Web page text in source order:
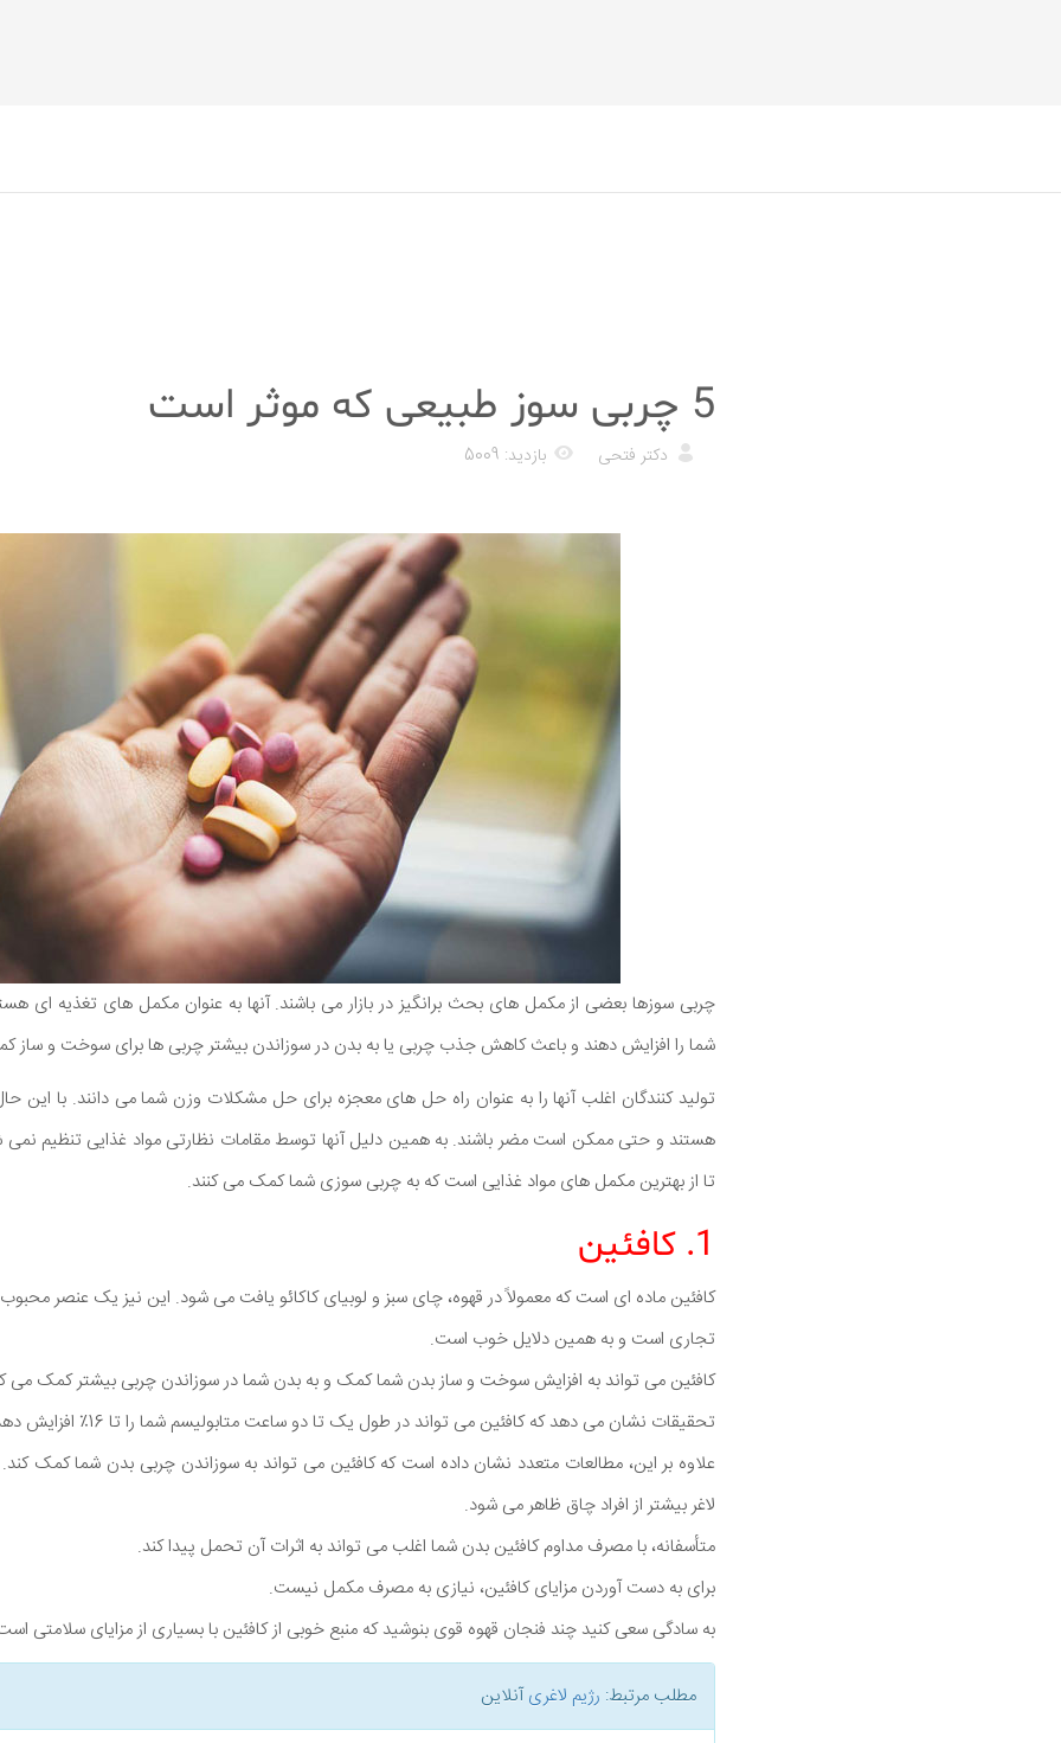
5 چربی سوز طبیعی که موثر است
دکتر فتحی بازدید: 5009
چربی سوزها بعضی از مکمل های بحث برانگیز در بازار می باشند. آنها به عنوان مکمل های تغذیه ای
شما را افزایش دهند و باعث کاهش جذب چربی یا به بدن در سوزاندن بیشتر چربی ها برای سوخت و ساز
تولید کنندگان اغلب آنها را به عنوان راه حل های معجزه برای حل مشکلات وزن شما می دانند. با این
تا از بهترین مکمل های مواد غذایی است که به چربی سوزی شما کمک می کنند.
1. کافئین
کافئین ماده ای است که معمولاً در قهوه، چای سبز و لوبیای کاکائو یافت می شود. این نیز یک عنصر
تجاری است و به همین دلایل خوب است.
کافئین می تواند به افزایش سوخت و ساز بدن شما کمک و به بدن شما در سوزاندن چربی بیشتر کمک می
تحقیقات نشان می دهد که کافئین می تواند در طول یک تا دو ساعت متابولیسم شما را تا 16٪ افزایش دهد.
علاوه بر این، مطالعات متعدد نشان داده است که کافئین می تواند به سوزاندن چربی بدن شما کمک کند.
لاغر بیشتر از افراد چاق ظاهر می شود.
متأسفانه، با مصرف مداوم کافئین بدن شما اغلب می تواند به اثرات آن تحمل پیدا کند.
برای به دست آوردن مزایای کافئین، نیازی به مصرف مکمل نیست.
به سادگی سعی کنید چند فنجان قهوه قوی بنوشید که منبع خوبی از کافئین با بسیاری از مزایای سلامتی
مطلب مرتبط: رژیم لاغریآنلاین